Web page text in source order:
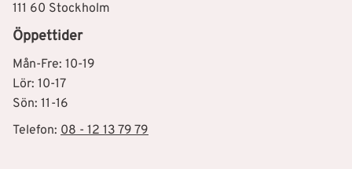
111 60 Stockholm
Öppettider
Mån-Fre: 10-19
Lör: 10-17
Sön: 11-16
Telefon: 08 - 12 13 79 79